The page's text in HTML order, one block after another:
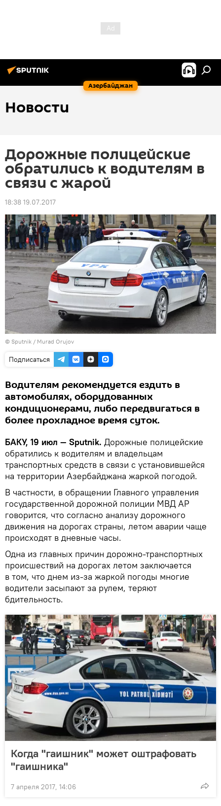
Азербайджан
Новости
Дорожные полицейские
обратились к водителям в
связи с жарой
18:38 19.07.2017
© Sputnik / Murad Orujov
Подписаться
Водителям рекомендуется ездить в
автомобилях, оборудованных
кондиционерами, либо передвигаться в
более прохладное время суток.
БАКУ, 19 июл — Sputnik. Дорожные полицейские
обратились к водителям и владельцам
транспортных средств в связи с установившейся
на территории Азербайджана жаркой погодой.
В частности, в обращении Главного управления
государственной дорожной полиции МВД АР
говорится, что согласно анализу дорожного
движения на дорогах страны, летом аварии чаще
происходят в дневные часы.
Одна из главных причин дорожно-транспортных
происшествий на дорогах летом заключается
в том, что днем из-за жаркой погоды многие
водители засыпают за рулем, теряют
бдительность.
Когда "гаишник" может оштрафовать
"гаишника"
7 апреля 2017, 14:06